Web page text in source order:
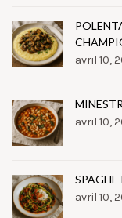
avril 10,
avril 10,
avril 10,